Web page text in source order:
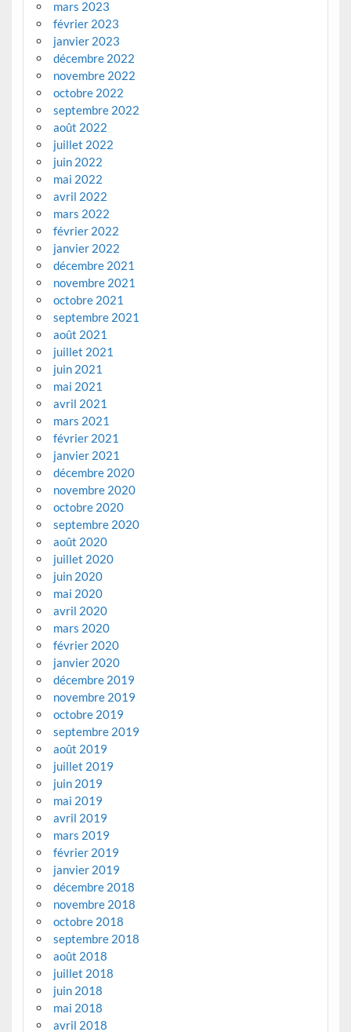
mars 2023
février 2023
janvier 2023
décembre 2022
novembre 2022
octobre 2022
septembre 2022
août 2022
juillet 2022
juin 2022
mai 2022
avril 2022
mars 2022
février 2022
janvier 2022
décembre 2021
novembre 2021
octobre 2021
septembre 2021
août 2021
juillet 2021
juin 2021
mai 2021
avril 2021
mars 2021
février 2021
janvier 2021
décembre 2020
novembre 2020
octobre 2020
septembre 2020
août 2020
juillet 2020
juin 2020
mai 2020
avril 2020
mars 2020
février 2020
janvier 2020
décembre 2019
novembre 2019
octobre 2019
septembre 2019
août 2019
juillet 2019
juin 2019
mai 2019
avril 2019
mars 2019
février 2019
janvier 2019
décembre 2018
novembre 2018
octobre 2018
septembre 2018
août 2018
juillet 2018
juin 2018
mai 2018
avril 2018